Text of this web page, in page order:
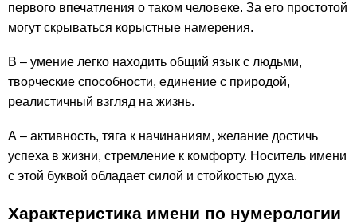
первого впечатления о таком человеке. За его простотой
могут скрываться корыстные намерения.
В – умение легко находить общий язык с людьми,
творческие способности, единение с природой,
реалистичный взгляд на жизнь.
А – активность, тяга к начинаниям, желание достичь
успеха в жизни, стремление к комфорту. Носитель имени
с этой буквой обладает силой и стойкостью духа.
Характеристика имени по нумерологии